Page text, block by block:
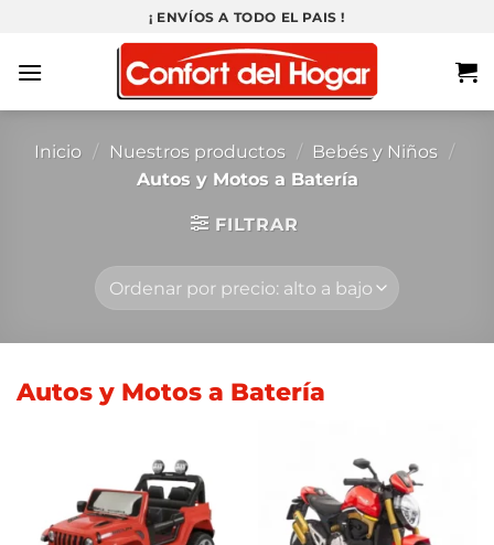
contenido
¡ ENVÍOS A TODO EL PAIS !
Inicio / Nuestros productos / Bebés y Niños /
Autos y Motos a Batería
FILTRAR
Autos y Motos a Batería